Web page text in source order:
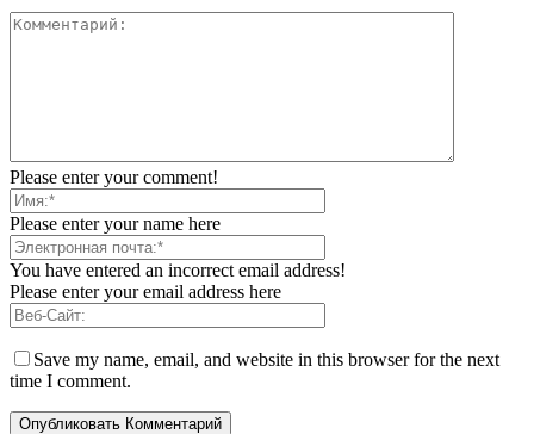
Please enter your comment!
Please enter your name here
You have entered an incorrect email address!
Please enter your email address here
Save my name, email, and website in this browser for the next
time I comment.